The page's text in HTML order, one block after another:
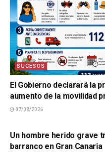
SUCESOS
El Gobierno declarará la
aumento de la movilidad
07/08/2026
Un hombre herido grave
barranco en Gran Canaria